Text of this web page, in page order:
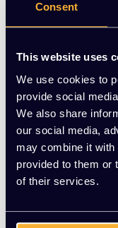
Consent
This website uses
We use cookies to
provide social
We also share
our social media,
may combine it with
provided to them or
of their services.
Op voorraad
Aantal -
Vraag
Gratis montage
Meer dan 20 jaar